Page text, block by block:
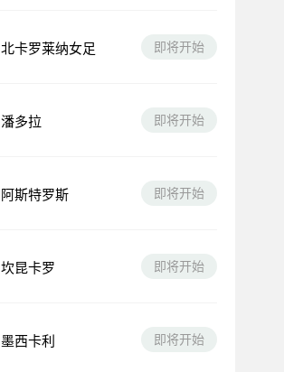
北卡罗莱纳女足 即将开始
潘多拉 即将开始
阿斯特罗斯 即将开始
坎昆卡罗 即将开始
墨西卡利 即将开始